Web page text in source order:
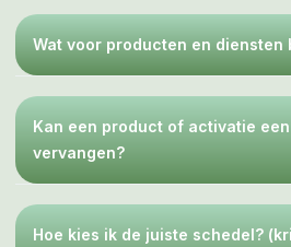
Wat voor producten en diensten
Kan een product of activatie
vervangen?
Hoe kies ik de juiste schedel?